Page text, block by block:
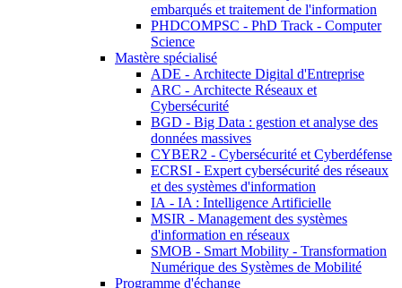
embarqués et traitement de l'information
PHDCOMPSC - PhD Track - Computer
Science
Mastère spécialisé
ADE - Architecte Digital d'Entreprise
ARC - Architecte Réseaux et
Cybersécurité
BGD - Big Data : gestion et analyse des
données massives
CYBER2 - Cybersécurité et Cyberdéfense
ECRSI - Expert cybersécurité des réseaux
et des systèmes d'information
IA - IA : Intelligence Artificielle
MSIR - Management des systèmes
d'information en réseaux
SMOB - Smart Mobility - Transformation
Numérique des Systèmes de Mobilité
Programme d'échange